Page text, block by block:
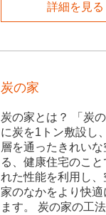
詳細を見る
炭の家
炭の家とは？ 「炭
に炭を1トン敷設し
層を通ったきれい
る、健康住宅のこ
れた性能を利用し、
家のなかをより快
ます。 炭の家の工